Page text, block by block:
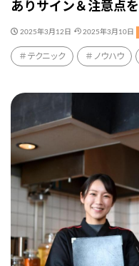
ありサイン＆注意点
2025年3月12日 2025年3月10日
テクニック ノウハウ